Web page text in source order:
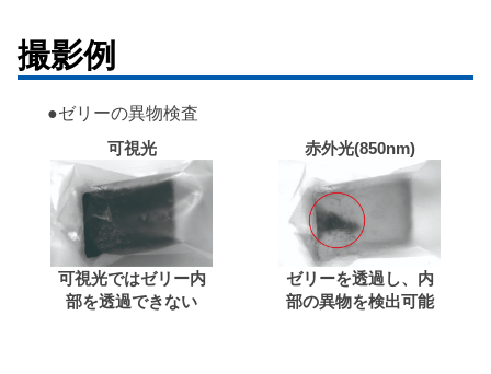
撮影例
●ゼリーの異物検査
可視光
可視光ではゼリー内
部を透過できない
赤外光(850nm)
ゼリーを透過し、内
部の異物を検出可能